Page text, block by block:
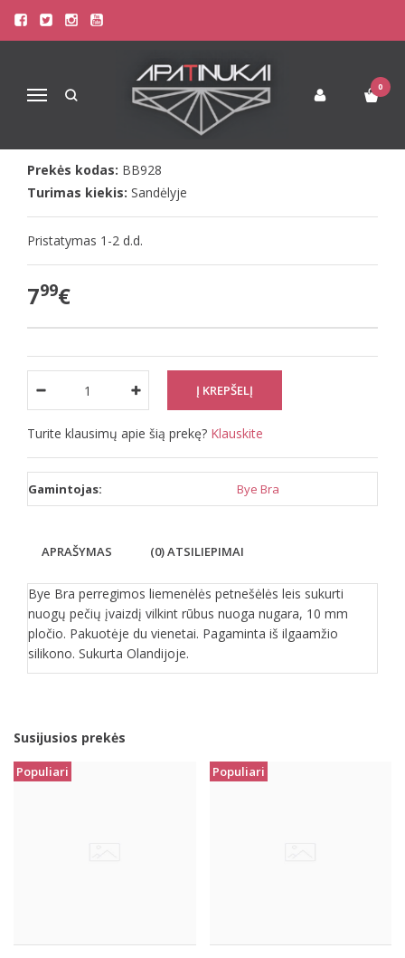
Navigacija
0
Pagrindinis Liemenėlės
Bye Bra perregimos liemenėlės petnešėlės 10mm
BYE BRA PERREGIMOS LIEMENĖLĖS
PETNEŠĖLĖS 10MM
Prekės kodas: BB928
Turimas kiekis: Sandėlyje
Pristatymas 1-2 d.d.
799€
Turite klausimų apie šią prekę? Klauskite
Gamintojas: Bye Bra
APRAŠYMAS (0) ATSILIEPIMAI
Bye Bra perregimos liemenėlės petnešėlės leis sukurti
nuogų pečių įvaizdį vilkint rūbus nuoga nugara, 10 mm
pločio. Pakuotėje du vienetai. Pagaminta iš ilgaamžio
silikono. Sukurta Olandijoje.
Susijusios prekės
Populiari Populiari